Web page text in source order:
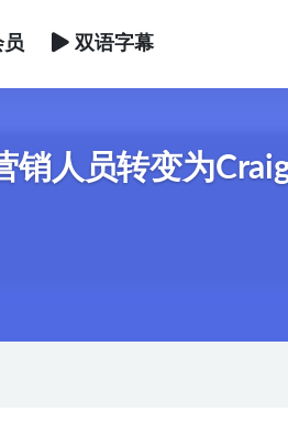
员 双语字幕
销人员转变为